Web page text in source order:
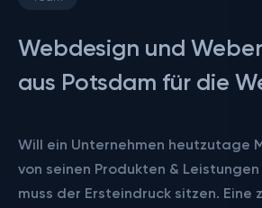
Webdesign und
aus Potsdam für die
Will ein Unternehmen heutzutage
von seinen Produkten &
muss der Ersteindruck sitzen. Eine